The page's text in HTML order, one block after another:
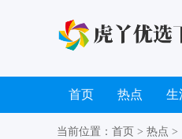
首页 热点 生
当前位置： 首页 > 热点 >